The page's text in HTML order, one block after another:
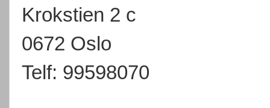
Krokstien 2 c
0672 Oslo
Telf: 99598070